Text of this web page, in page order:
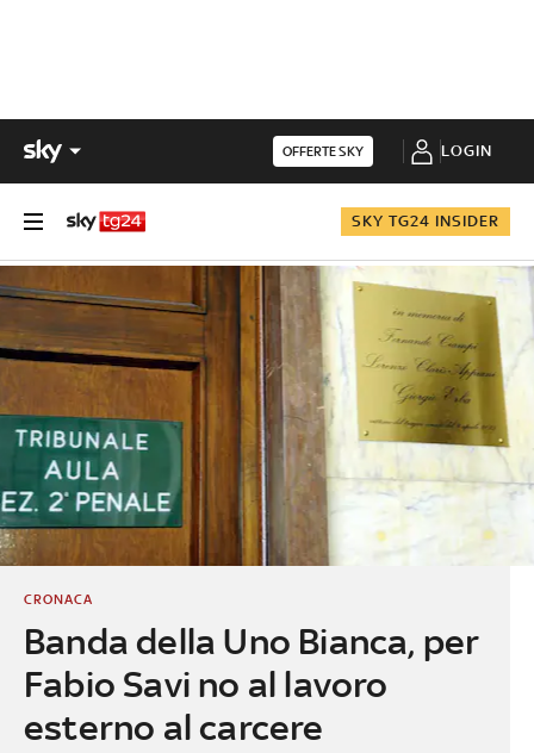
OFFERTE SKY LOGIN
SKY TG24 INSIDER
Banda della Uno Bianca, per
Fabio Savi no al lavoro
esterno al carcere
CRONACA